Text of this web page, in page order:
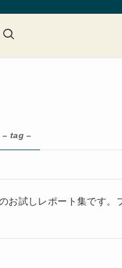
– tag –
お試しレポート集です。